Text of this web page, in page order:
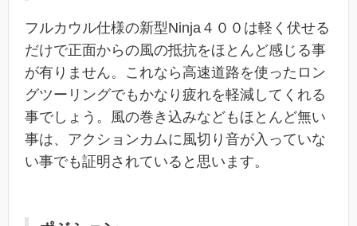
フルカウル仕様の新型Ninja４００は軽く伏せる
だけで正面からの風の抵抗をほとんど感じる事
が有りません。これなら高速道路を使ったロン
グツーリングでもかなり疲れを軽減してくれる
事でしょう。風の巻き込みなどもほとんど無い
事は、アクションカムに風切り音が入っていな
い事でも証明されていると思います。